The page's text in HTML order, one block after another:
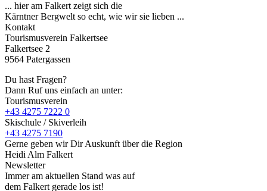
... hier am Falkert zeigt sich die
Kärntner Bergwelt so echt, wie wir sie lieben ...
Kontakt
Tourismusverein Falkertsee
Falkertsee 2
9564 Patergassen
Du hast Fragen?
Dann Ruf uns einfach an unter:
Tourismusverein
+43 4275 7222 0
Skischule / Skiverleih
+43 4275 7190
Gerne geben wir Dir Auskunft über die Region
Heidi Alm Falkert
Newsletter
Immer am aktuellen Stand was auf
dem Falkert gerade los ist!